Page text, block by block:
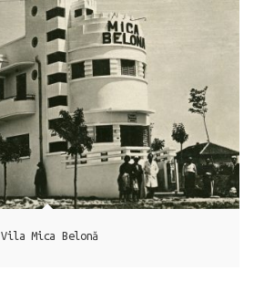
Techirghiol
Vila Mica Belonă